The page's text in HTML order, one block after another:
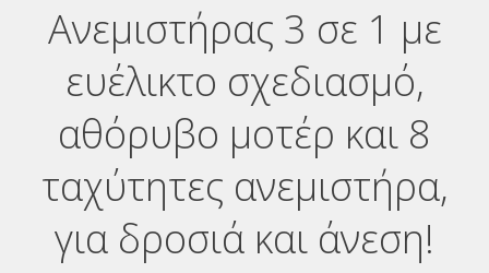
Αναζήτηση
Ελληνικά
Ανεμιστήρας 3 σε 1 με
ευέλικτο σχεδιασμό,
αθόρυβο μοτέρ και 8
ταχύτητες ανεμιστήρα,
για δροσιά και άνεση!